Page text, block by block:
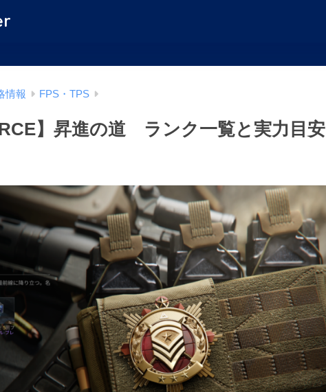
情報 FPS・TPS
】昇進の道 ランク一覧と実力目安